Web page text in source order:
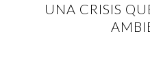
UNA CRISIS